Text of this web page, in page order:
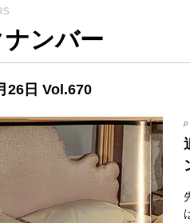
ンバー
26日 Vol.670